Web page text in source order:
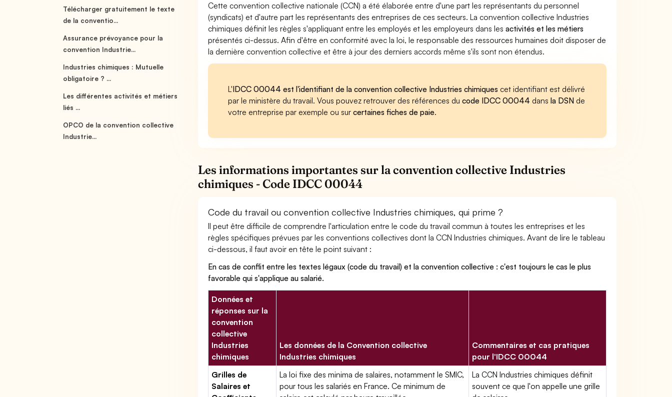
Télécharger gratuitement le texte
de la conventio...
Assurance prévoyance pour la
convention Industrie...
Industries chimiques : Mutuelle
obligatoire ? ...
Les différentes activités et métiers
liés ...
OPCO de la convention collective
Industrie...
Cette convention collective nationale (CCN) a été élaborée entre d'une part les représentants du personnel
(syndicats) et d'autre part les représentants des entreprises de ces secteurs. La convention collective Industries
chimiques définit les règles s'appliquant entre les employés et les employeurs dans lesactivités et les métiers
présentés ci-dessus. Afin d'être en conformité avec la loi, le responsable des ressources humaines doit disposer de
la dernière convention collective et être à jour des derniers accords même s'ils sont non étendus.
L'IDCC 00044 est l'identifiant de la convention collective Industries chimiques cet identifiant est délivré
par le ministère du travail. Vous pouvez retrouver des références ducode IDCC 00044 dansla DSN de
votre entreprise par exemple ou surcertaines fiches de paie.
Les informations importantes sur la convention collective Industries
chimiques - Code IDCC 00044
Code du travail ou convention collective Industries chimiques, qui prime ?
Il peut être difficile de comprendre l'articulation entre le code du travail commun à toutes les entreprises et les
règles spécifiques prévues par les conventions collectives dont la CCN Industries chimiques. Avant de lire le tableau
ci-dessous, il faut avoir en tête le point suivant :
En cas de conflit entre les textes légaux (code du travail) et la convention collective : c'est toujours le cas le plus
favorable qui s'applique au salarié.
Données et
réponses sur la
convention
collective
Industries
chimiques
Les données de la Convention collective
Industries chimiques
Commentaires et cas pratiques
pour l'IDCC 00044
Grilles de
Salaires et
La loi fixe des minima de salaires, notamment le SMIC,
pour tous les salariés en France. Ce minimum de
La CCN Industries chimiques définit
souvent ce que l'on appelle une grille